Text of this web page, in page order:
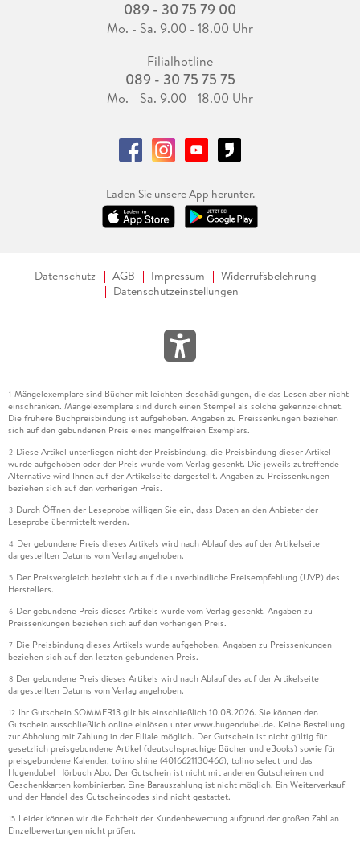
089 - 30 75 79 00
Mo. - Sa. 9.00 - 18.00 Uhr
Filialhotline
089 - 30 75 75 75
Mo. - Sa. 9.00 - 18.00 Uhr
Laden Sie unsere App herunter.
Datenschutz AGB Impressum
Widerrufsbelehrung
Datenschutzeinstellungen
1 Mängelexemplare sind Bücher mit leichten Beschädigungen, die das Lesen aber nicht
einschränken. Mängelexemplare sind durch einen Stempel als solche gekennzeichnet.
Die frühere Buchpreisbindung ist aufgehoben. Angaben zu Preissenkungen beziehen
sich auf den gebundenen Preis eines mangelfreien Exemplars.
2 Diese Artikel unterliegen nicht der Preisbindung, die Preisbindung dieser Artikel
wurde aufgehoben oder der Preis wurde vom Verlag gesenkt. Die jeweils zutreffende
Alternative wird Ihnen auf der Artikelseite dargestellt. Angaben zu Preissenkungen
beziehen sich auf den vorherigen Preis.
3 Durch Öffnen der Leseprobe willigen Sie ein, dass Daten an den Anbieter der
Leseprobe übermittelt werden.
4 Der gebundene Preis dieses Artikels wird nach Ablauf des auf der Artikelseite
dargestellten Datums vom Verlag angehoben.
5 Der Preisvergleich bezieht sich auf die unverbindliche Preisempfehlung (UVP) des
Herstellers.
6 Der gebundene Preis dieses Artikels wurde vom Verlag gesenkt. Angaben zu
Preissenkungen beziehen sich auf den vorherigen Preis.
7 Die Preisbindung dieses Artikels wurde aufgehoben. Angaben zu Preissenkungen
beziehen sich auf den letzten gebundenen Preis.
8 Der gebundene Preis dieses Artikels wird nach Ablauf des auf der Artikelseite
dargestellten Datums vom Verlag angehoben.
12 Ihr Gutschein SOMMER13 gilt bis einschließlich 10.08.2026. Sie können den
Gutschein ausschließlich online einlösen unter www.hugendubel.de. Keine Bestellung
zur Abholung mit Zahlung in der Filiale möglich. Der Gutschein ist nicht gültig für
gesetzlich preisgebundene Artikel (deutschsprachige Bücher und eBooks) sowie für
preisgebundene Kalender, tolino shine (4016621130466), tolino select und das
Hugendubel Hörbuch Abo. Der Gutschein ist nicht mit anderen Gutscheinen und
Geschenkkarten kombinierbar. Eine Barauszahlung ist nicht möglich. Ein Weiterverkauf
und der Handel des Gutscheincodes sind nicht gestattet.
15 Leider können wir die Echtheit der Kundenbewertung aufgrund der großen Zahl an
Einzelbewertungen nicht prüfen.